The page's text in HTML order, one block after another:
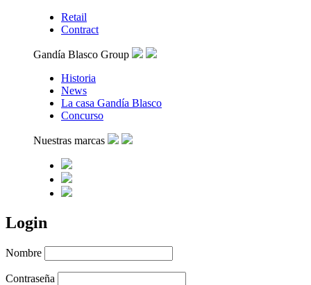
Retail
Contract
Gandía Blasco Group
Historia
News
La casa Gandía Blasco
Concurso
Nuestras marcas
Login
Nombre
Contraseña